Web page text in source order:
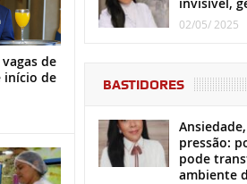
de
início de
02/05/ 2025
BASTIDORES
pressão:
pode
ambiente